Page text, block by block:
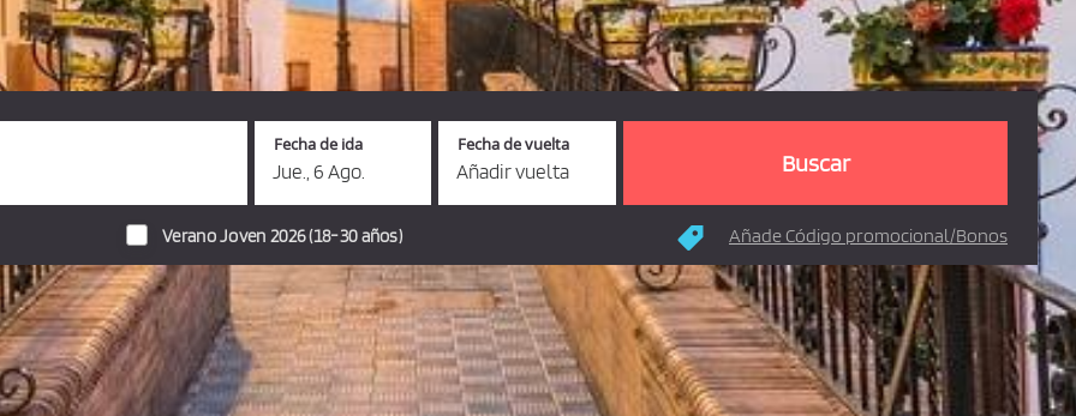
Fecha de ida
Jue., 6 Ago.
Fecha de vuelta
Añadir vuelta
Verano Joven 2026 (18-30 años) Añade Código promocional/Bonos